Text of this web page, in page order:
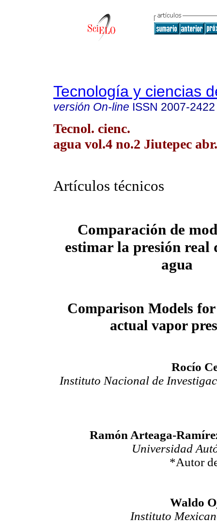
Tecnología y ciencias
versión On-line ISSN 2007-2422
Tecnol. cienc.
agua vol.4 no.2 Jiutepec
Artículos técnicos
Comparación de
estimar la presión real
agua
Comparison Models
actual vapor
Rocío
Instituto Nacional de
Ramón Arteaga-
Universidad
*Autor
Waldo
Instituto